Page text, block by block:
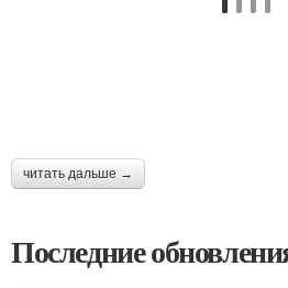
читать дальше →
Последние